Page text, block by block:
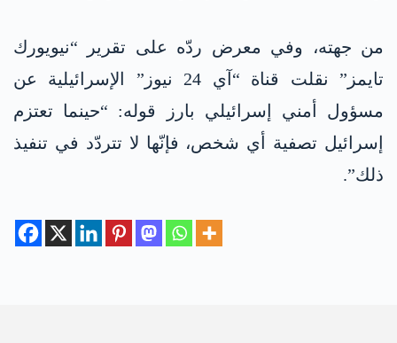
من جهته، وفي معرض ردّه على تقرير “نيويورك
تايمز” نقلت قناة “آي 24 نيوز” الإسرائيلية عن
مسؤول أمني إسرائيلي بارز قوله: “حينما تعتزم
إسرائيل تصفية أي شخص، فإنّها لا تتردّد في تنفيذ
ذلك”.